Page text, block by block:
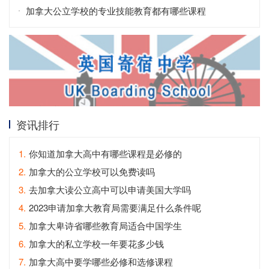
District
加拿大公立学校的专业技能教育都有哪些课程
资讯排行
1. 你知道加拿大高中有哪些课程是必修的
2. 加拿大的公立学校可以免费读吗
3. 去加拿大读公立高中可以申请美国大学吗
4. 2023申请加拿大教育局需要满足什么条件呢
5. 加拿大卑诗省哪些教育局适合中国学生
6. 加拿大的私立学校一年要花多少钱
7. 加拿大高中要学哪些必修和选修课程